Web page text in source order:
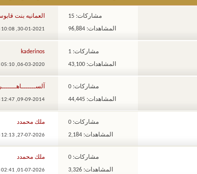
مشاركات: 15
المشاهدات: 96,884
العمانيه بنت
30-01-2021,
10:08 PM
مشاركات: 1
المشاهدات: 43,100
kaderinos
06-03-2020,
05:10 PM
مشاركات: 0
المشاهدات: 44,445
آلســـــــاهـــــــر
09-09-2014,
12:47 AM
مشاركات: 0
المشاهدات: 2,184
ملك محمدد
27-07-2026,
12:13 PM
مشاركات: 0
المشاهدات: 3,326
ملك محمدد
01-07-2026,
02:41 PM